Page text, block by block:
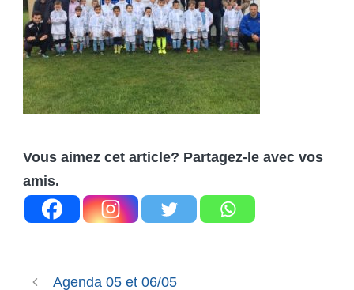
Vous aimez cet article? Partagez-le avec vos
amis.
Agenda 05 et 06/05